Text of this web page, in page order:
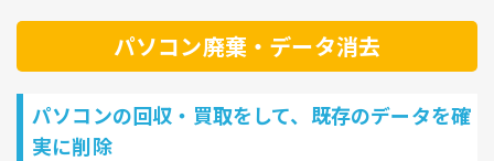
パソコン廃棄・データ消去
パソコンの回収・買取をして、既存のデータを確
実に削除